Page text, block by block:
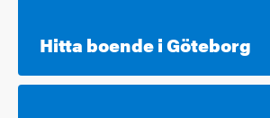
Hitta boende i Göteborg